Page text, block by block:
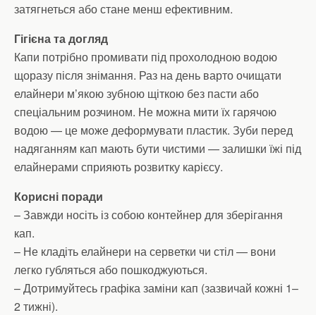
затягнеться або стане менш ефективним.
Гігієна та догляд
Капи потрібно промивати під прохолодною водою
щоразу після знімання. Раз на день варто очищати
елайнери м’якою зубною щіткою без пасти або
спеціальним розчином. Не можна мити їх гарячою
водою — це може деформувати пластик. Зуби перед
надяганням кап мають бути чистими — залишки їжі під
елайнерами сприяють розвитку карієсу.
Корисні поради
– Завжди носіть із собою контейнер для зберігання
кап.
– Не кладіть елайнери на серветки чи стіл — вони
легко губляться або пошкоджуються.
– Дотримуйтесь графіка заміни кап (зазвичай кожні 1–
2 тижні).